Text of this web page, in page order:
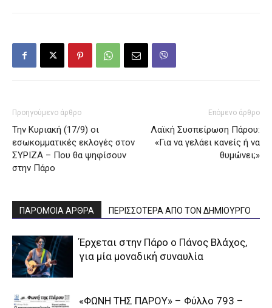
Προηγούμενο άρθρο
Την Κυριακή (17/9) οι
εσωκομματικές εκλογές στον
ΣΥΡΙΖΑ – Που θα ψηφίσουν
στην Πάρο
Επόμενο άρθρο
Λαϊκή Συσπείρωση Πάρου:
«Για να γελάει κανείς ή να
θυμώνει;»
ΠΑΡΟΜΟΙΑ ΑΡΘΡΑ ΠΕΡΙΣΣΟΤΕΡΑ ΑΠΟ ΤΟΝ ΔΗΜΙΟΥΡΓΟ
Έρχεται στην Πάρο ο Πάνος Βλάχος,
για μία μοναδική συναυλία
«ΦΩΝΗ ΤΗΣ ΠΑΡΟΥ» – Φύλλο 793 –